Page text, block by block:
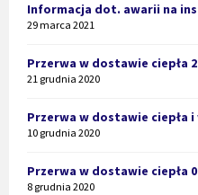
Informacja dot. awarii na
29 marca 2021
Przerwa w dostawie ciepła
21 grudnia 2020
Przerwa w dostawie ciepła i
10 grudnia 2020
Przerwa w dostawie ciepła
8 grudnia 2020